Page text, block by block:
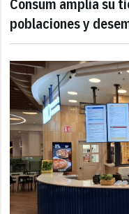
Consum amplía su
poblaciones y